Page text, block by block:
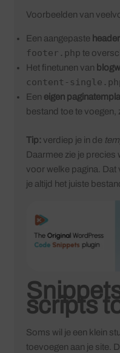
Voorbeelden van
Een aangepaste
footer.php te
Het finetunen van
content-
Een eigen
bestand toe te voegen,
Tip: verdiep je in de
Daarmee zie je
voor welke pagina.
je altijd het juiste
scripts
Soms wil je een klein
toevoegen aan je site.